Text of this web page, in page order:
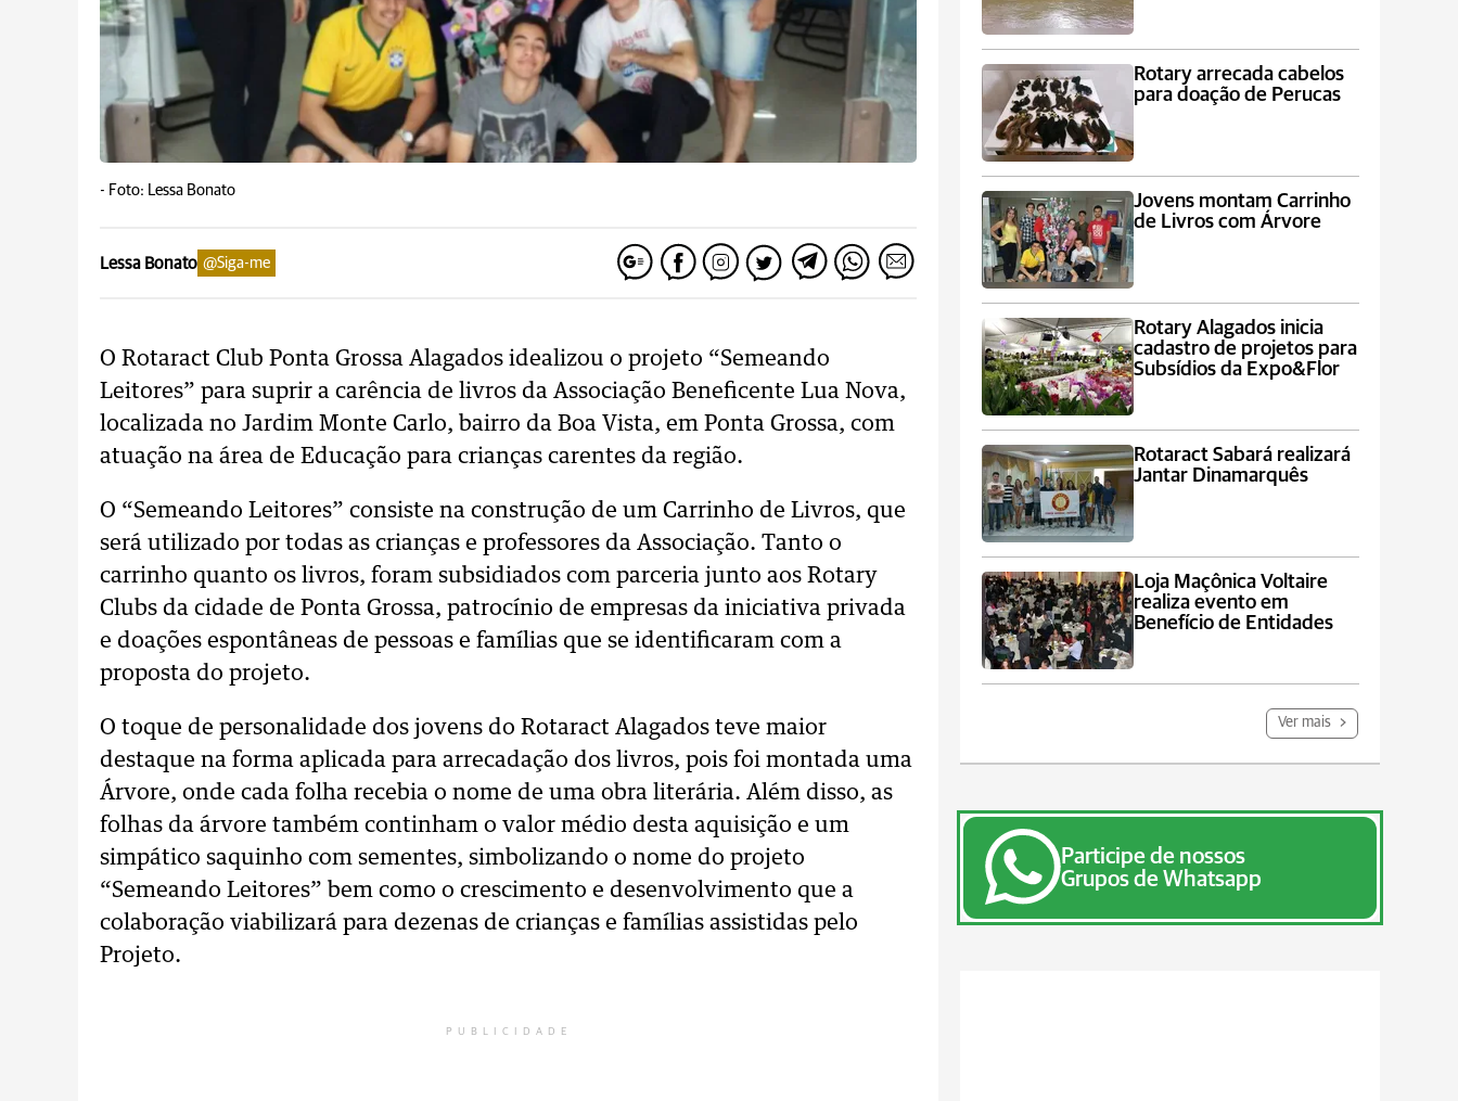
- Foto: Lessa Bonato
Lessa Bonato @Siga-me
O Rotaract Club Ponta Grossa Alagados idealizou o projeto “Semeando
Leitores” para suprir a carência de livros da Associação Beneficente Lua Nova,
localizada no Jardim Monte Carlo, bairro da Boa Vista, em Ponta Grossa, com
atuação na área de Educação para crianças carentes da região.
O “Semeando Leitores” consiste na construção de um Carrinho de Livros, que
será utilizado por todas as crianças e professores da Associação. Tanto o
carrinho quanto os livros, foram subsidiados com parceria junto aos Rotary
Clubs da cidade de Ponta Grossa, patrocínio de empresas da iniciativa privada
e doações espontâneas de pessoas e famílias que se identificaram com a
proposta do projeto.
O toque de personalidade dos jovens do Rotaract Alagados teve maior
destaque na forma aplicada para arrecadação dos livros, pois foi montada uma
Árvore, onde cada folha recebia o nome de uma obra literária. Além disso, as
folhas da árvore também continham o valor médio desta aquisição e um
simpático saquinho com sementes, simbolizando o nome do projeto
“Semeando Leitores” bem como o crescimento e desenvolvimento que a
colaboração viabilizará para dezenas de crianças e famílias assistidas pelo
Projeto.
PUBLICIDADE
Rotary arrecada cabelos
para doação de Perucas
Jovens montam Carrinho
de Livros com Árvore
Rotary Alagados inicia
cadastro de projetos para
Subsídios da Expo&Flor
Rotaract Sabará realizará
Jantar Dinamarquês
Loja Maçônica Voltaire
realiza evento em
Benefício de Entidades
Ver mais
Participe de nossos
Grupos de Whatsapp